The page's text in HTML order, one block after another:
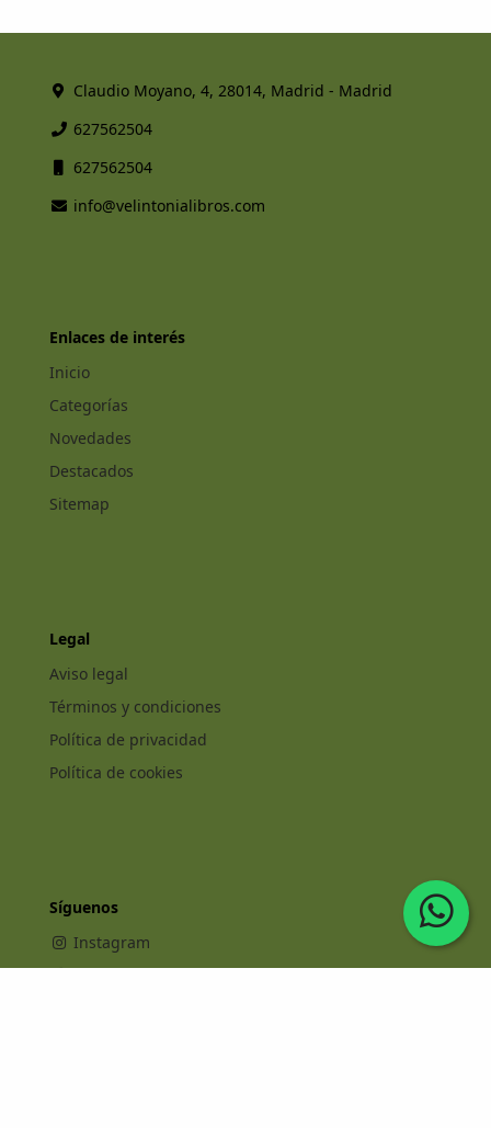
Claudio Moyano, 4, 28014, Madrid - Madrid
627562504
627562504
info@velintonialibros.com
Enlaces de interés
Inicio
Categorías
Novedades
Destacados
Sitemap
Legal
Aviso legal
Términos y condiciones
Política de privacidad
Política de cookies
Síguenos
Instagram